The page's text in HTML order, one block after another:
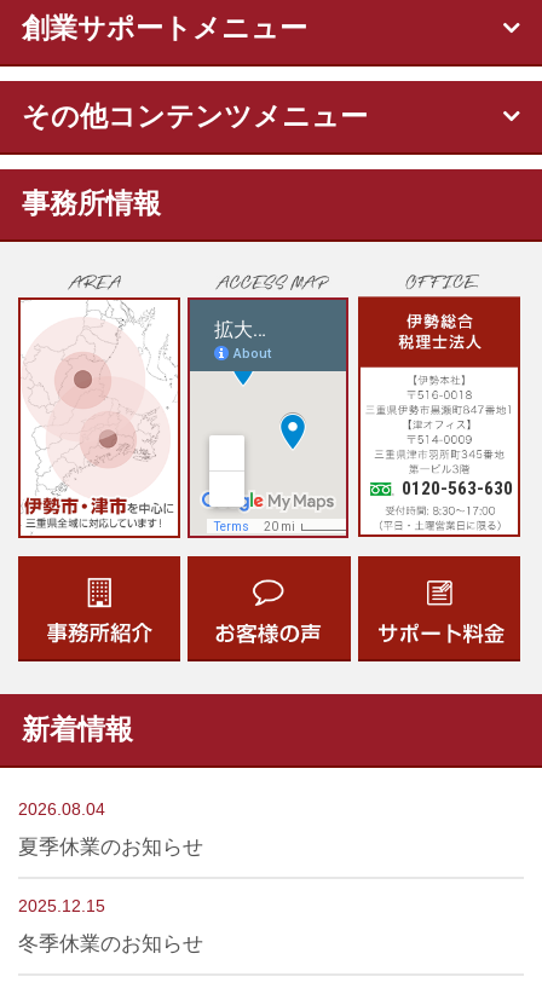
創業サポートメニュー
その他コンテンツメニュー
事務所情報
0120-563-630
新着情報
2026.08.04
夏季休業のお知らせ
2025.12.15
冬季休業のお知らせ